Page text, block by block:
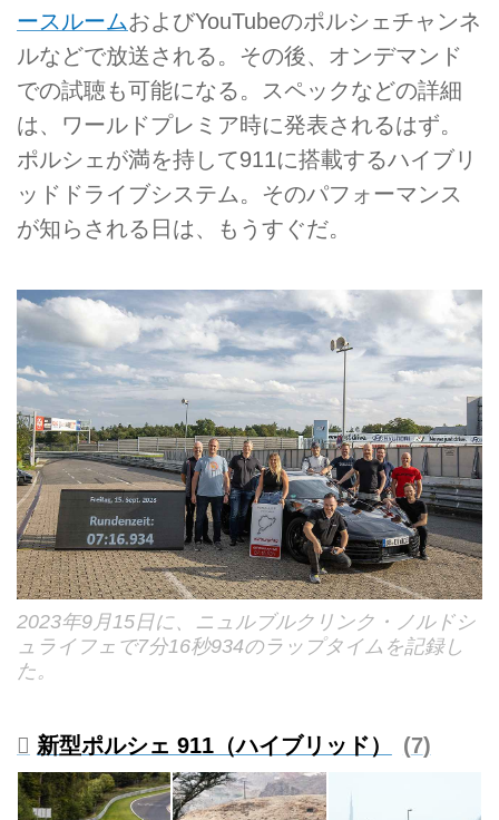
ausgelegten Hybridantrieb bereit f
ースルームおよびYouTubeのポルシェチャンネ
ルなどで放送される。その後、オンデマンド
での試聴も可能になる。スペックなどの詳細
は、ワールドプレミア時に発表されるはず。
ポルシェが満を持して911に搭載するハイブリ
ッドドライブシステム。そのパフォーマンス
が知らされる日は、もうすぐだ。
2023年9月15日に、ニュルブルクリンク・ノルドシ
ュライフェで7分16秒934のラップタイムを記録し
た。
新型ポルシェ 911（ハイブリッド） 7